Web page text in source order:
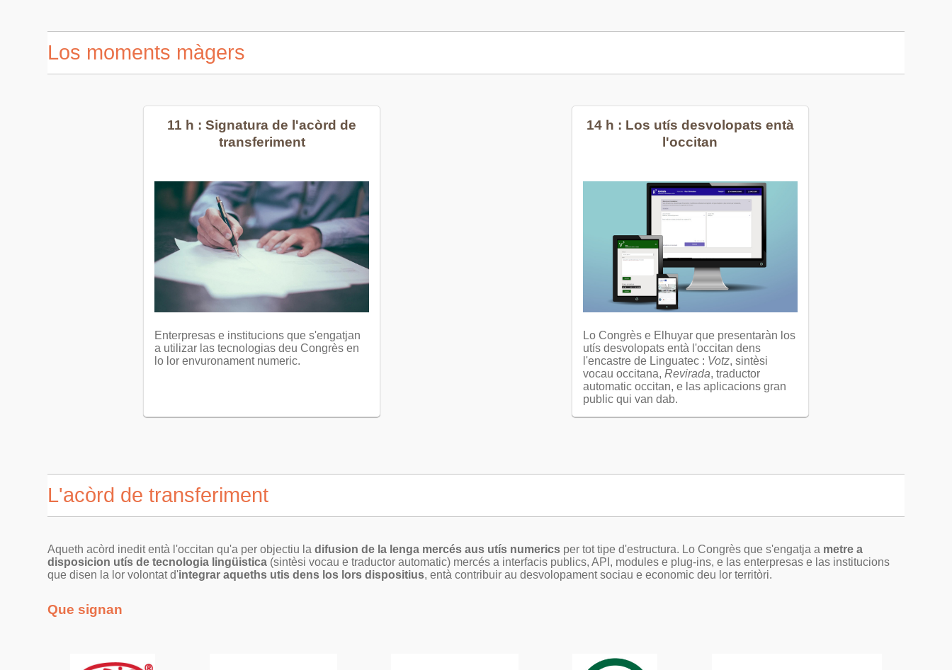
Los moments màgers
11 h : Signatura de l'acòrd de
transferiment
Enterpresas e institucions que s'engatjan
a utilizar las tecnologias deu Congrès en
lo lor envuronament numeric.
14 h : Los utís desvolopats entà
l'occitan
Lo Congrès e Elhuyar que presentaràn los
utís desvolopats entà l'occitan dens
l'encastre de Linguatec : Votz, sintèsi
vocau occitana,Revirada, traductor
automatic occitan, e las aplicacions gran
public qui van dab.
L'acòrd de transferiment
Aqueth acòrd inedit entà l'occitan qu'a per objectiu ladifusion de la lenga mercés aus utís numerics per tot tipe d'estructura. Lo Congrès que s'engatja a metre a
disposicion utís de tecnologia lingüistica (sintèsi vocau e traductor automatic) mercés a interfacis publics, API, modules e plug-ins, e las enterpresas e las institucions
que disen la lor volontat d'integrar aqueths utis dens los lors dispositius, entà contribuir au desvolopament sociau e economic deu lor territòri.
Que signan